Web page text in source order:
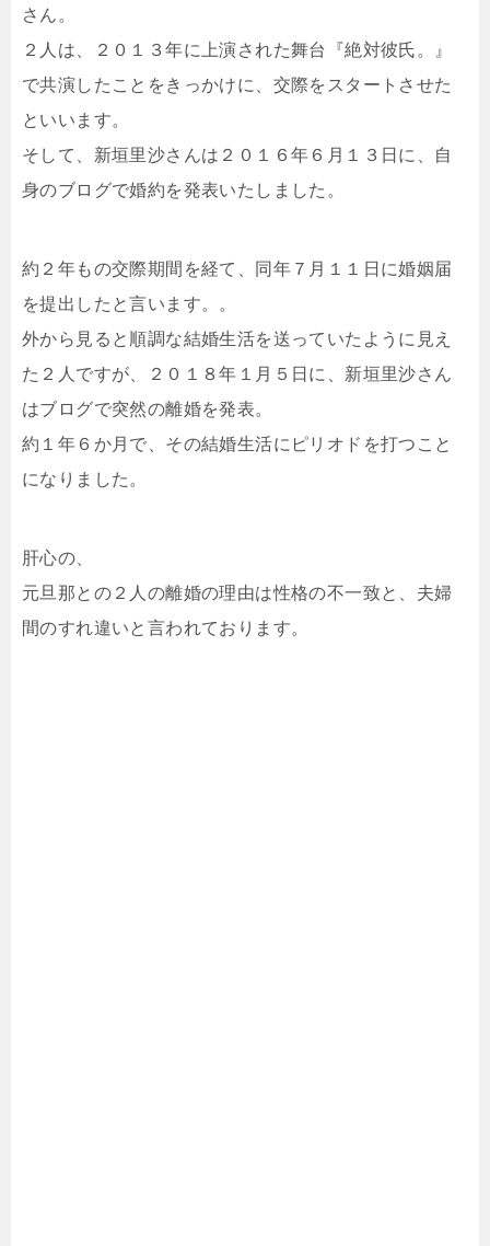
さん。
２人は、２０１３年に上演された舞台『絶対彼氏。』
で共演したことをきっかけに、交際をスタートさせた
といいます。
そして、新垣里沙さんは２０１６年６月１３日に、自
身のブログで婚約を発表いたしました。
約２年もの交際期間を経て、同年７月１１日に婚姻届
を提出したと言います。。
外から見ると順調な結婚生活を送っていたように見え
た２人ですが、２０１８年１月５日に、新垣里沙さん
はブログで突然の離婚を発表。
約１年６か月で、その結婚生活にピリオドを打つこと
になりました。
肝心の、
元旦那との２人の離婚の理由は性格の不一致と、夫婦
間のすれ違いと言われております。